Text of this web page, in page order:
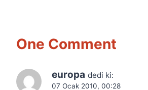
One Comment
europa dedi ki:
07 Ocak 2010, 00:28